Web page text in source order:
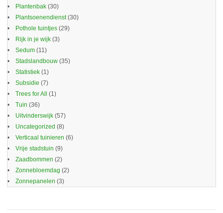
Plantenbak (30)
Plantsoenendienst(30)
Pothole tuintjes (29)
Rijk in je wijk (3)
Sedum (11)
Stadslandbouw (35)
Statistiek (1)
Subsidie (7)
Trees for All
(1)
Tuin (36)
Uitvinderswijk (57)
Uncategorized (8)
Verticaal tuinieren (6)
Vrije stadstuin (9)
Zaadbommen (2)
Zonnebloemdag (2)
Zonnepanelen (3)